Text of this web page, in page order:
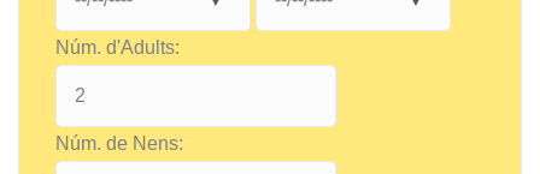
Núm. d'Adults:
Núm. de Nens: